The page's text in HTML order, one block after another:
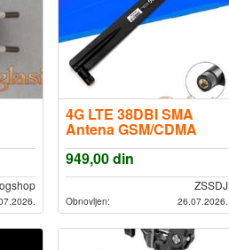
4G LTE 38DBI SMA
Antena GSM/CDMA
3G 4G router 700-
2700mhz
949,00din
ZSSDJ
Obnovljen: 26.07.2026.